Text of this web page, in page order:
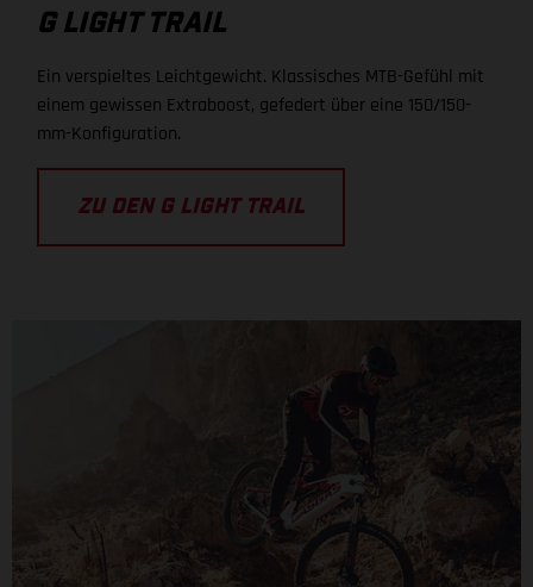
G LIGHT TRAIL
Ein verspieltes Leichtgewicht. Klassisches MTB-Gefühl mit
einem gewissen Extraboost, gefedert über eine 150/150-
mm-Konfiguration.
ZU DEN G LIGHT TRAIL